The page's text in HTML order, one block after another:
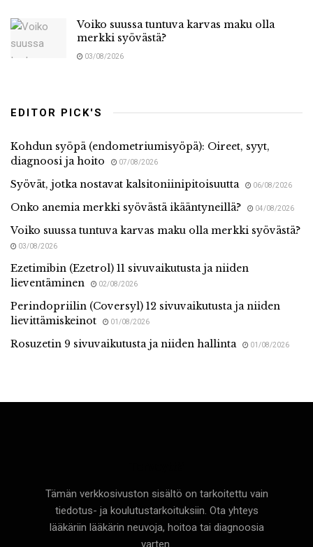
Voiko suussa tuntuva karvas maku olla
merkki syövästä?
03/08/2026
EDITOR PICK'S
Kohdun syöpä (endometriumisyöpä): Oireet, syyt,
diagnoosi ja hoito
07/08/2026
Syövät, jotka nostavat kalsitoniinipitoisuutta 06/08/2026
Onko anemia merkki syövästä ikääntyneillä? 04/08/2026
Voiko suussa tuntuva karvas maku olla merkki syövästä?
03/08/2026
Ezetimibin (Ezetrol) 11 sivuvaikutusta ja niiden
lieventäminen
02/08/2026
Perindopriilin (Coversyl) 12 sivuvaikutusta ja niiden
lievittämiskeinot
01/08/2026
Rosuzetin 9 sivuvaikutusta ja niiden hallinta 01/08/2026
Tämän verkkosivuston sisältö on tarkoitettu vain
tiedotus- ja koulutustarkoituksiin. Ota yhteys
lääkäriin lääkärin neuvoja, hoitoa tai diagnoosia
varten.